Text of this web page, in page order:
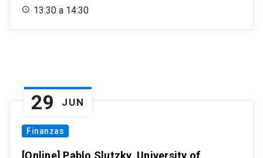
13:30 a 14:30
29 JUN
Finanzas
[Online] Pablo Slutzky, University of